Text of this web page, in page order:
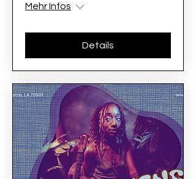
Mehr Infos
Details